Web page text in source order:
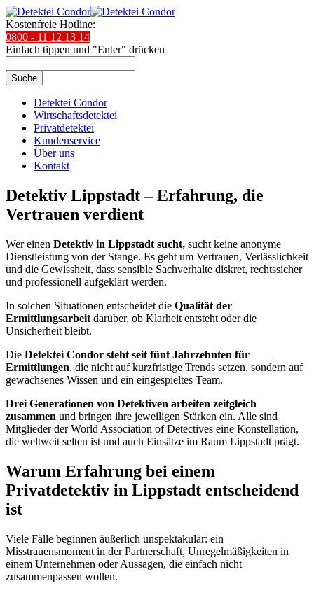
Kostenfreie Hotline:
0800 - 11 12 13 14
Einfach tippen und "Enter" drücken
Suche
Detektei Condor
Wirtschaftsdetektei
Privatdetektei
Kundenservice
Über uns
Kontakt
Detektiv Lippstadt – Erfahrung, die
Vertrauen verdient
Wer einen Detektiv in Lippstadt sucht, sucht keine anonyme
Dienstleistung von der Stange. Es geht um Vertrauen, Verlässlichkeit
und die Gewissheit, dass sensible Sachverhalte diskret, rechtssicher
und professionell aufgeklärt werden.
In solchen Situationen entscheidet die Qualität der
Ermittlungsarbeit darüber, ob Klarheit entsteht oder die
Unsicherheit bleibt.
Die Detektei Condor steht seit fünf Jahrzehnten für
Ermittlungen, die nicht auf kurzfristige Trends setzen, sondern auf
gewachsenes Wissen und ein eingespieltes Team.
Drei Generationen von Detektiven arbeiten zeitgleich
zusammen und bringen ihre jeweiligen Stärken ein. Alle sind
Mitglieder der World Association of Detectives eine Konstellation,
die weltweit selten ist und auch Einsätze im Raum Lippstadt prägt.
​Warum Erfahrung bei einem
Privatdetektiv in Lippstadt entscheidend
ist
Viele Fälle beginnen äußerlich unspektakulär: ein
Misstrauensmoment in der Partnerschaft, Unregelmäßigkeiten in
einem Unternehmen oder Aussagen, die einfach nicht
zusammenpassen wollen.